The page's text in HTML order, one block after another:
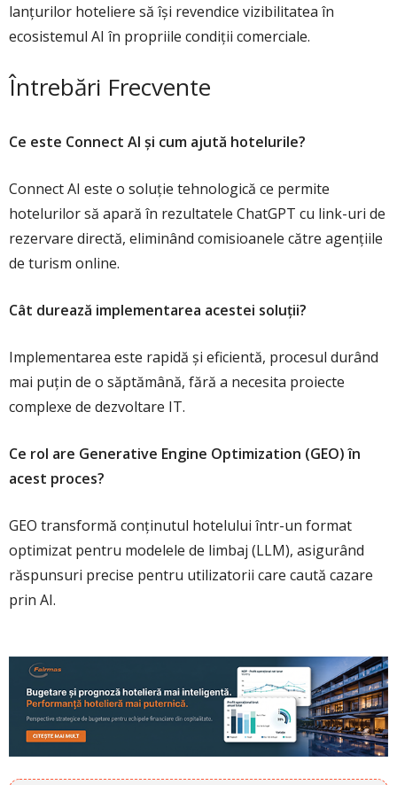
lanțurilor hoteliere să își revendice vizibilitatea în
ecosistemul AI în propriile condiții comerciale.
Întrebări Frecvente
Ce este Connect AI și cum ajută hotelurile?
Connect AI este o soluție tehnologică ce permite
hotelurilor să apară în rezultatele ChatGPT cu link-uri de
rezervare directă, eliminând comisioanele către agențiile
de turism online.
Cât durează implementarea acestei soluții?
Implementarea este rapidă și eficientă, procesul durând
mai puțin de o săptămână, fără a necesita proiecte
complexe de dezvoltare IT.
Ce rol are Generative Engine Optimization (GEO) în
acest proces?
GEO transformă conținutul hotelului într-un format
optimizat pentru modelele de limbaj (LLM), asigurând
răspunsuri precise pentru utilizatorii care caută cazare
prin AI.